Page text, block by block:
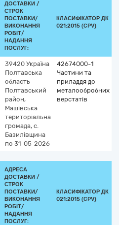
ДОСТАВКИ /
СТРОК
ПОСТАВКИ/
ВИКОНАННЯ
РОБІТ/
НАДАННЯ
ПОСЛУГ:
КЛАСИФІКАТОР ДК
021:2015 (CPV)
39420 Україна
Полтавська
область
Полтавський
район,
Машівська
територіальна
громада, с.
Базилівщина
по 31-05-2026
42674000-1
Частини та
приладдя до
металообробних
верстатів
АДРЕСА
ДОСТАВКИ /
СТРОК
ПОСТАВКИ/
ВИКОНАННЯ
РОБІТ/
НАДАННЯ
ПОСЛУГ:
КЛАСИФІКАТОР ДК
021:2015 (CPV)